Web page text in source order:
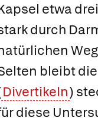
etwa
durch
bleibt
Divertikeln)
diese